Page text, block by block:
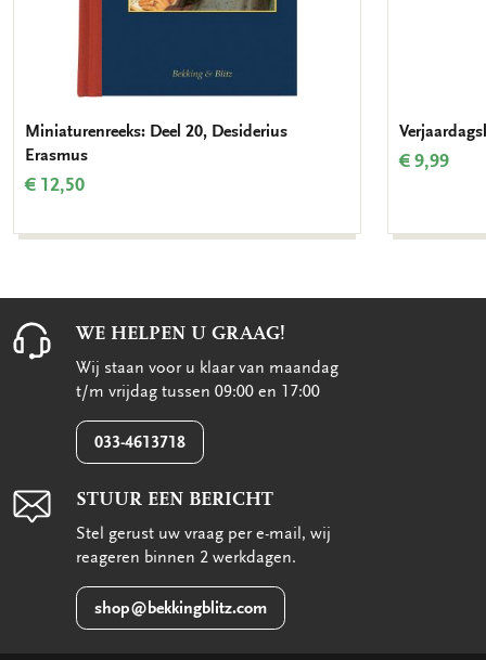
Miniaturenreeks: Deel 20, Desiderius
Erasmus
€ 12,50
€ 9,99
WE HELPEN U GRAAG!
Wij staan voor u klaar van maandag
t/m vrijdag tussen 09:00 en 17:00
033-4613718
STUUR EEN BERICHT
Stel gerust uw vraag per e-mail, wij
reageren binnen 2 werkdagen.
shop@bekkingblitz.com